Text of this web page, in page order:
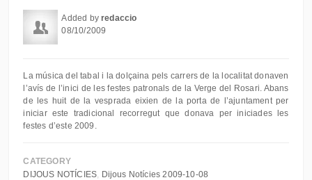
Added byredaccio
08/10/2009
La música del tabal i la dolçaina pels carrers de la localitat donaven
l’avís de l’inici de les festes patronals de la Verge del Rosari. Abans
de les huit de la vesprada eixien de la porta de l’ajuntament per
iniciar este tradicional recorregut que donava per iniciades les
festes d’este 2009.
CATEGORY
DIJOUS NOTÍCIES
Dijous Notícies 2009-10-08